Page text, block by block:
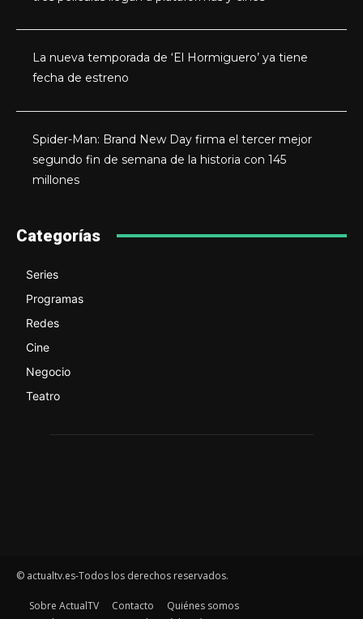
La nueva temporada de ‘El Hormiguero’ ya tiene
fecha de estreno
Spider-Man: Brand New Day firma el tercer mejor
segundo fin de semana de la historia con 145
millones
Categorías
Series
Programas
Redes
Cine
Negocio
Teatro
© actualtv.es-Todos los derechos reservados.
Sobre ActualTV Contacto
Quiénes somos